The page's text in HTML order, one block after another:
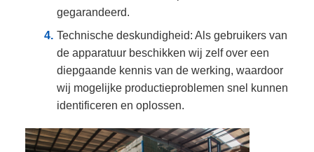
gegarandeerd.
Technische deskundigheid: Als gebruikers van
de apparatuur beschikken wij zelf over een
diepgaande kennis van de werking, waardoor
wij mogelijke productieproblemen snel kunnen
identificeren en oplossen.